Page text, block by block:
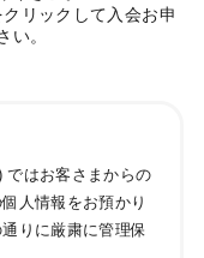
リックして入会お申
い。
ではお客さまからの
人情報をお預かり
りに厳粛に管理保